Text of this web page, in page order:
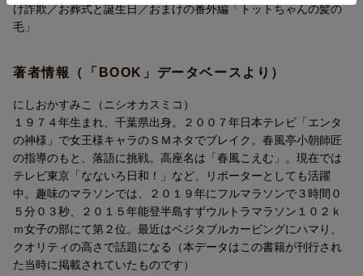
2 「認知症はフェイク」疑惑
4 くさいあたたかい
5 予想の上をいく
6 孫とマイナンバー
7 エンディングメール
8 母の自由行動と私の不自由行動
9 カメラマン少女
10 せかいじゅうの葉っぱがみどりいろな理由
11 お風呂記念日
12 添え割り箸
13 お中元とウナギ
け詐欺／お葬式と誕生日／おまけの番外編「トットちゃんの髪の
毛」
著者情報（「BOOK」データベースより）
にしおかすみこ（ニシオカスミコ）
１９７４年生まれ、千葉県出身。２００７年日本テレビ「エンタ
の神様」で女王様キャラのＳＭネタでブレイク。春風亭小朝師匠
の指導のもと、落語に挑戦。高座名は「春風こえむ」。現在では
テレビ東京「なないろ日和！」など、リポーターとしても活躍
中。趣味のマラソンでは、２０１９年にフルマラソンで３時間０
５分０３秒、２０１５年能登半島すずウルトラマラソン１０２ｋ
ｍ女子の部にて第２位。最近はベジタブルカービングにハマり、
クオリティの高さで話題になる（本データはこの書籍が刊行され
た当時に掲載されていたものです）